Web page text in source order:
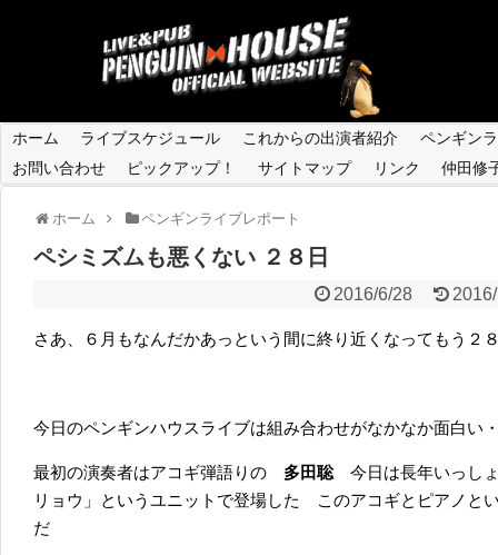
ホーム ライブスケジュール これからの出演者紹介
ペンギン
お問い合わせ
ピックアップ！ サイトマップ リンク 仲田修
ホーム ペンギンライブレポート
ペシミズムも悪くない ２８日
2016/6/28
さあ、６月もなんだかあっという間に終り近くなってもう２
今日のペンギンハウスライブは組み合わせがなかなか面白い
最初の演奏者はアコギ弾語りの 多田聡 今日は長年いっし
リョウ」というユニットで登場した このアコギとピアノと
だ